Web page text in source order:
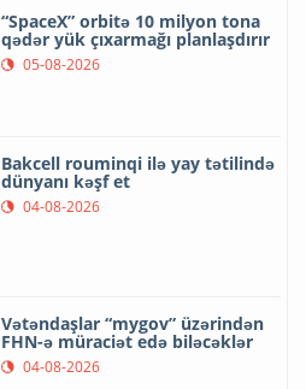
“SpaceX” orbitə 10 milyon tona
qədər yük çıxarmağı planlaşdırır
05-08-2026
Bakcell rouminqi ilə yay tətilində
dünyanı kəşf et
04-08-2026
Vətəndaşlar “mygov” üzərindən
FHN-ə müraciət edə biləcəklər
04-08-2026